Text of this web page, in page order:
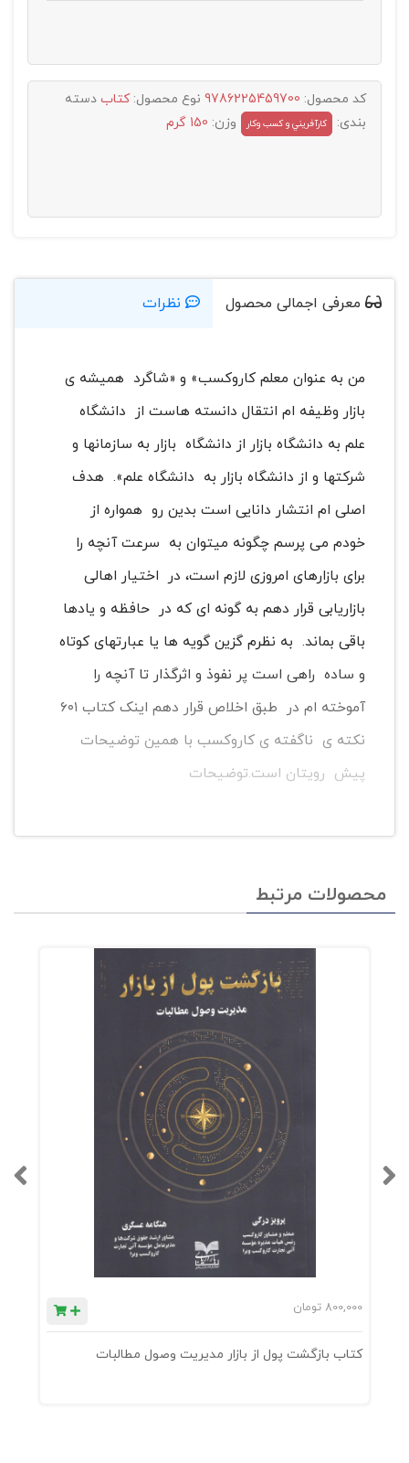
کد محصول: 9786225459700 نوع محصول:کتاب دسته
بندی:
کارآفريني و کسب وکار وزن: 150 گرم
معرفی اجمالی محصول نظرات
من به عنوان معلم کاروكسب» و «شاگرد همیشه ی
بازار وظیفه ام انتقال دانسته هاست از دانشگاه
علم به دانشگاه بازار از دانشگاه بازار به سازمانها و
شرکتها و از دانشگاه بازار به دانشگاه علم». هدف
اصلی ام انتشار دانایی است بدین رو همواره از
خودم می پرسم چگونه میتوان به سرعت آنچه را
برای بازارهای امروزی لازم است، در اختیار اهالی
بازاریابی قرار دهم به گونه ای که در حافظه و یادها
باقی بماند. به نظرم گزین گویه ها یا عبارتهای کوتاه
و ساده راهی است پر نفوذ و اثرگذار تا آنچه را
آموخته ام در طبق اخلاص قرار دهم اینک کتاب ۶۰۱
نکته ی ناگفته ی کاروکسب با همین توضیحات
پیش رویتان است.توضیحات
محصولات مرتبط
800,000 تومان
کتاب بازگشت پول از بازار مدیریت وصول مطالبات